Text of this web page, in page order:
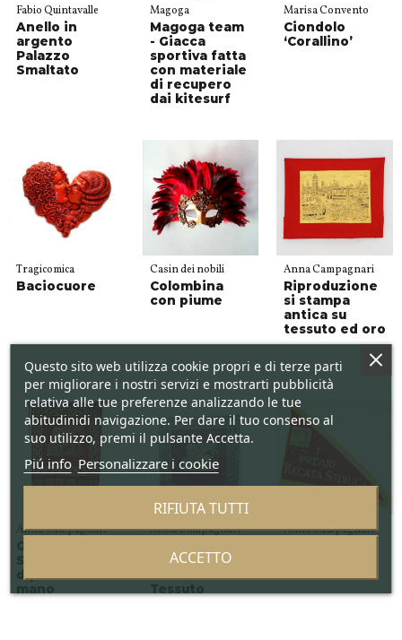
Fabio Quintavalle
Anello in
argento
Palazzo
Smaltato
Magoga
Magoga team
- Giacca
sportiva fatta
con materiale
di recupero
dai kitesurf
Marisa Convento
Ciondolo
‘Corallino’
Tragicomica
Baciocuore
Casin dei nobili
Colombina
con piume
Anna Campagnari
Riproduzione
si stampa
antica su
tessuto ed oro
Anna Campagnari
Anna Campagnari
con Leone di
Anna Campagnari
Questo sito web utilizza cookie propri e di terze parti
per migliorare i nostri servizi e mostrarti pubblicità
relativa alle tue preferenze analizzando le tue
abitudinidi navigazione. Per dare il tuo consenso al
suo utilizzo, premi il pulsante Accetta.
Piú info Personalizzare i cookie
RIFIUTA TUTTI
ACCETTO